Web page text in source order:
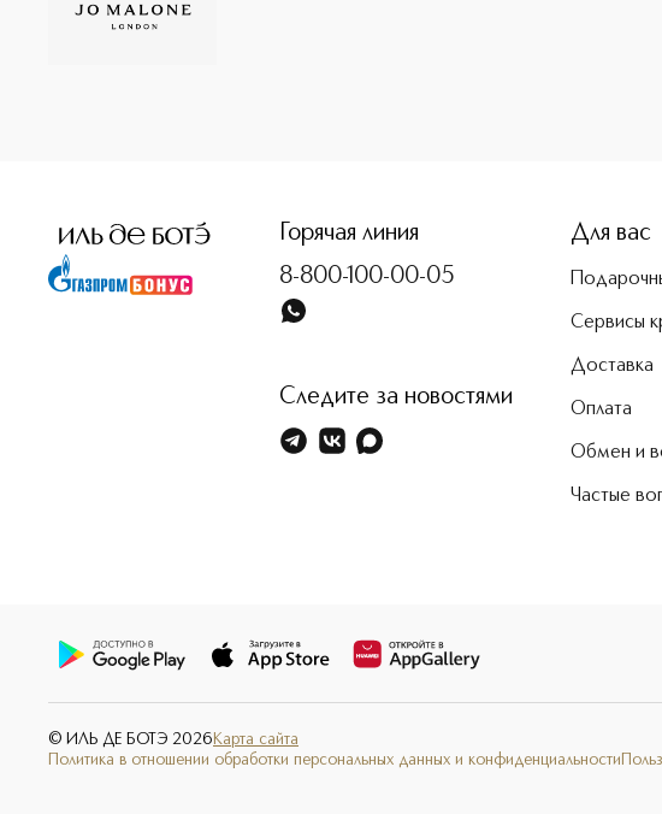
Горячая линия
8-800-100-00-05
Следите за новостями
Для вас
Сервисы
Доставка
Оплата
Обмен и
Частые
© ИЛЬ ДЕ БОТЭ 2026 Карта сайта
Политика в отношении обработки персональных данных и конфиденциальности